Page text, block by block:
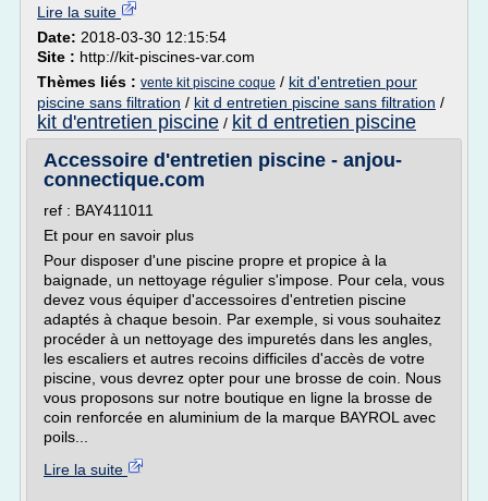
Lire la suite
Date: 2018-03-30 12:15:54
Site : http://kit-piscines-var.com
Thèmes liés : vente kit piscine coque / kit d'entretien pour
piscine sans filtration / kit d entretien piscine sans filtration /
kit d'entretien piscine / kit d entretien piscine
Accessoire d'entretien piscine - anjou-
connectique.com
ref : BAY411011
Et pour en savoir plus
Pour disposer d'une piscine propre et propice à la
baignade, un nettoyage régulier s'impose. Pour cela, vous
devez vous équiper d'accessoires d'entretien piscine
adaptés à chaque besoin. Par exemple, si vous souhaitez
procéder à un nettoyage des impuretés dans les angles,
les escaliers et autres recoins difficiles d'accès de votre
piscine, vous devrez opter pour une brosse de coin. Nous
vous proposons sur notre boutique en ligne la brosse de
coin renforcée en aluminium de la marque BAYROL avec
poils...
Lire la suite